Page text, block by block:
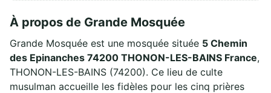
À propos de Grande Mosquée
Grande Mosquée est une mosquée située 5 Chemin
des Epinanches 74200 THONON-LES-BAINS France,
THONON-LES-BAINS (74200). Ce lieu de culte
musulman accueille les fidèles pour les cinq prières